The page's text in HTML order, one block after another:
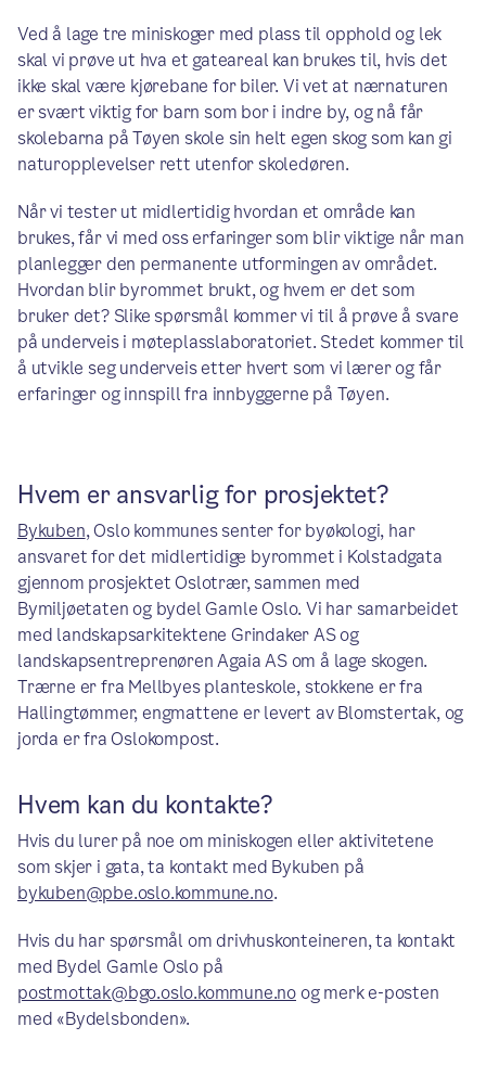
Ved å lage tre miniskoger med plass til opphold og lek
skal vi prøve ut hva et gateareal kan brukes til, hvis det
ikke skal være kjørebane for biler. Vi vet at nærnaturen
er svært viktig for barn som bor i indre by, og nå får
skolebarna på Tøyen skole sin helt egen skog som kan gi
naturopplevelser rett utenfor skoledøren.
Når vi tester ut midlertidig hvordan et område kan
brukes, får vi med oss erfaringer som blir viktige når man
planlegger den permanente utformingen av området.
Hvordan blir byrommet brukt, og hvem er det som
bruker det? Slike spørsmål kommer vi til å prøve å svare
på underveis i møteplasslaboratoriet. Stedet kommer til
å utvikle seg underveis etter hvert som vi lærer og får
erfaringer og innspill fra innbyggerne på Tøyen.
Hvem er ansvarlig for prosjektet?
Bykuben, Oslo kommunes senter for byøkologi, har
ansvaret for det midlertidige byrommet i Kolstadgata
gjennom prosjektet Oslotrær, sammen med
Bymiljøetaten og bydel Gamle Oslo. Vi har samarbeidet
med landskapsarkitektene Grindaker AS og
landskapsentreprenøren Agaia AS om å lage skogen.
Trærne er fra Mellbyes planteskole, stokkene er fra
Hallingtømmer, engmattene er levert av Blomstertak, og
jorda er fra Oslokompost.
Hvem kan du kontakte?
Hvis du lurer på noe om miniskogen eller aktivitetene
som skjer i gata, ta kontakt med Bykuben på
bykuben@pbe.oslo.kommune.no.
Hvis du har spørsmål om drivhuskonteineren, ta kontakt
med Bydel Gamle Oslo på
postmottak@bgo.oslo.kommune.noog merk e-posten
med «Bydelsbonden».